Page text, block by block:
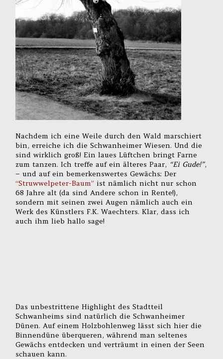
Nachdem ich eine Weile durch den Wald marschiert
bin, erreiche ich die Schwanheimer Wiesen. Und die
sind wirklich groß! Ein laues Lüftchen bringt Farne
zum tanzen. Ich treffe auf ein älteres Paar, “Ei Gude!”,
– und auf ein bemerkenswertes Gewächs: Der
“Struwwelpeter-Baum” ist nämlich nicht nur schon
68 Jahre alt (da sind Andere schon in Rente!),
sondern mit seinen zwei Augen nämlich auch ein
Werk des Künstlers F.K. Waechters. Klar, dass ich
auch ihm lieb hallo sage!
Das unbestrittene Highlight des Stadtteil
Schwanheims sind natürlich die Schwanheimer
Dünen. Auf einem Holzbohlenweg lässt sich hier die
Binnendüne überqueren, während man seltenes
Gewächs entdecken und verträumt in einen der Seen
schauen kann.